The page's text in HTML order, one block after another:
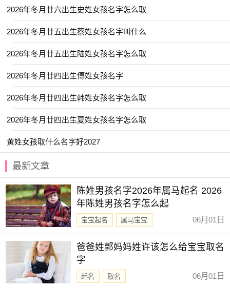
【夏荷】 【安怡】 【与夏】 【书语】
【静枫】 【惜颜】 【晴羽】 【金虹】
【梦溪】 【忆君】 【曼婷】 【屹瑶】
【林霏】 【韵瑾】 【诗暮】 【瑞希】
【桐华】 【书娴】 【念芙】 【颖歆】
【伊然】 【筱乐】 【雨菡】 【锦容】
【金慧】 【琳紫】 【乔苒】 【予清】
【毓娴】 【晨雅】 【舒玥】 【以晗】
【惜时】 【子璎】 【宣淇】 【湘灵】
【云谣】 【箐瑶】 【晞辰】 【梓雯】
【金莹】 【栩如】 【景娴】 【日晞】
【文墨】 【清苒】 【琪筝】 【羽阳】
【子念】 【可贞】 【曼雪】 【畅霏】
【之夏】 【慕思】 【菡微】 【乐淳】
【予欣】 【童夕】 【嘉彦】 【清悠】
2026年冬月廿六出生史姓女孩名字怎么取
2026年冬月廿五出生蔡姓女孩名字叫什么
2026年冬月廿五出生陆姓女孩名字怎么取
2026年冬月廿四出生傅姓女孩名字
2026年冬月廿四出生韩姓女孩名字怎么取
2026年冬月廿四出生夏姓女孩名字怎么取
黄姓女孩取什么名字好2027
最新文章
陈姓男孩名字2026年属马起名 2026
年陈姓男孩名字怎么起
宝宝起名
属马宝宝
新生儿取名
06月01日
爸爸姓郭妈妈姓许该怎么给宝宝取名
字
起名 取名 06月01日